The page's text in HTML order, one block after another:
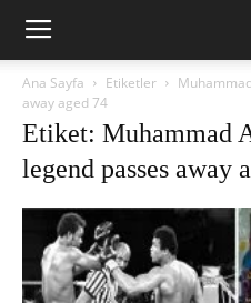
Ana Sayfa Etiketler
away aged 74
Etiket: Muhammad
legend passes away